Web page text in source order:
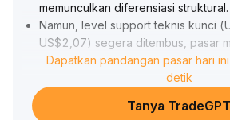
memunculkan diferensiasi struktural.
Namun, level support teknis kunci
US$2,07) segera ditembus, pasar
selling dan konsolidasi breakdown.
Meskipun mekanisme pembakaran
pendapatan platform memberikan
nilai jangka panjang, disarankan
Dapatkan pandangan pasar hari
detik
Tanya TradeGPT